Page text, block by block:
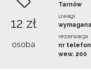
12 zł
osoba
Tarnów
uwagi
rezerwacja
nr
wew. 200